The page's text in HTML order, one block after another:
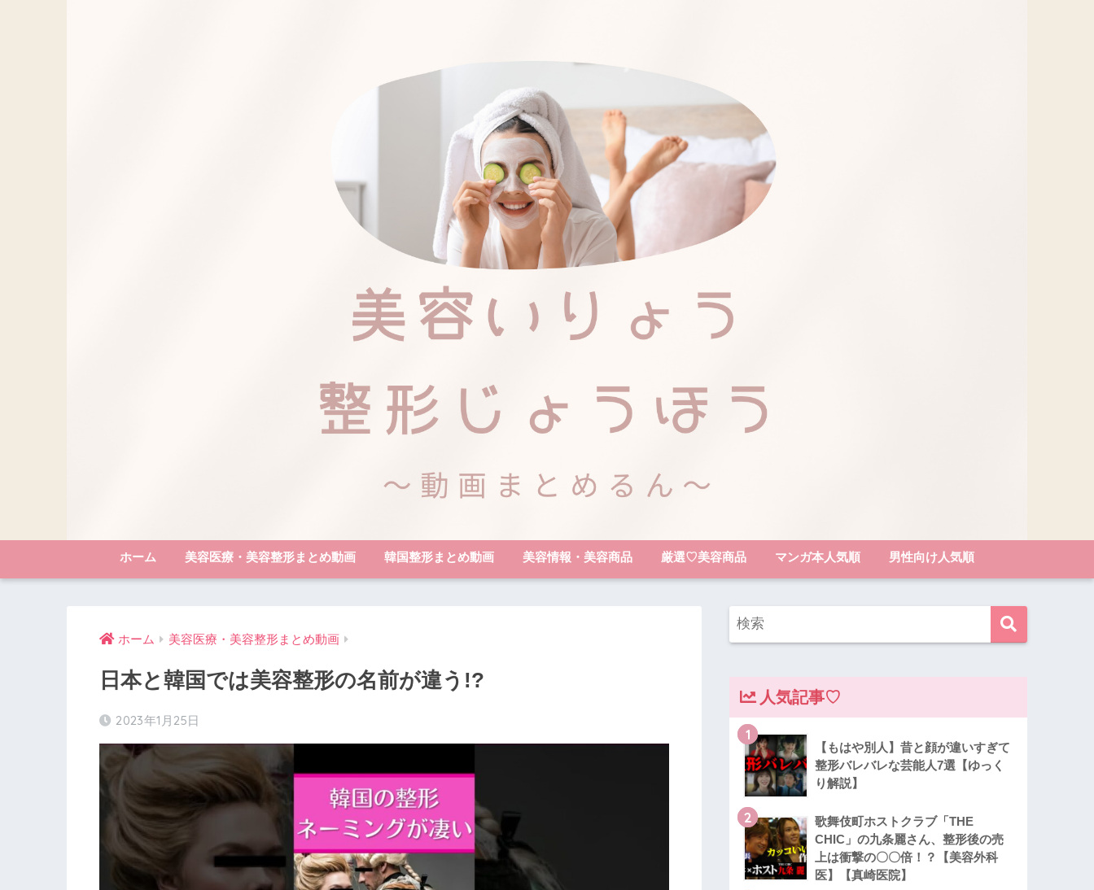
ホーム 美容医療・美容整形まとめ動画 韓国整形まとめ動画 美容情報・美容商品 厳選♡美容商品 マンガ本人気順 男性向け人気順
ホーム 美容医療・美容整形まとめ動画
日本と韓国では美容整形の名前が違う!?
2023年1月25日
人気記事♡
1
【もはや別人】昔と顔が違いすぎて
整形バレバレな芸能人7選【ゆっく
り解説】
2
歌舞伎町ホストクラブ「THE
CHIC」の九条麗さん、整形後の売
上は衝撃の〇〇倍！？【美容外科
医】【真崎医院】